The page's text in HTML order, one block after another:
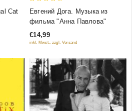
Cat
out of 5
Евгений Дога. Музыка из
фильма "Анна Павлова"
€14,99
inkl. Mwst., zzgl. Versand